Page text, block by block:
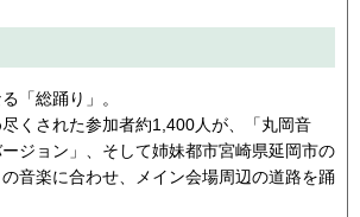
「総踊り」。
くされた参加者約1,400人が、「丸岡音
ジョン」、そして姉妹都市宮崎県延岡市の
音楽に合わせ、メイン会場周辺の道路を踊